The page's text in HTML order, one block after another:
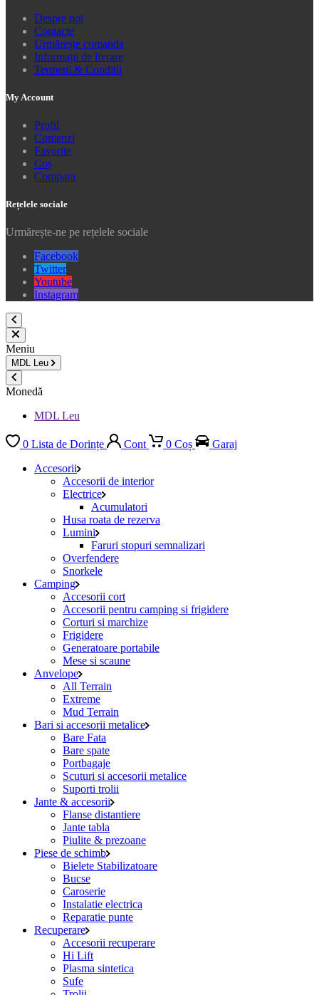
Despre noi
Contacte
Urmărește comanda
Informații de livrare
Termeni & Conditii
My Account
Profil
Comenzi
Favorite
Coș
Compara
Rețelele sociale
Urmărește-ne pe rețelele sociale
Facebook
Twitter
Youtube
Instagram
Meniu
MDL Leu
Monedă
MDL Leu
0 Lista de Dorințe Cont 0 Coș
Garaj
Accesorii
Accesorii de interior
Electrice
Acumulatori
Husa roata de rezerva
Lumini
Faruri stopuri semnalizari
Overfendere
Snorkele
Camping
Accesorii cort
Accesorii pentru camping si frigidere
Corturi si marchize
Frigidere
Generatoare portabile
Mese si scaune
Anvelope
All Terrain
Extreme
Mud Terrain
Bari si accesorii metalice
Bare Fata
Bare spate
Portbagaje
Scuturi si accesorii metalice
Suporti trolii
Jante & accesorii
Flanse distantiere
Jante tabla
Piulite & prezoane
Piese de schimb
Bielete Stabilizatoare
Bucse
Caroserie
Instalatie electrica
Reparatie punte
Recuperare
Accesorii recuperare
Hi Lift
Plasma sintetica
Sufe